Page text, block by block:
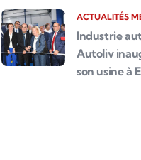
ACTUALITÉS
Industrie
Autoliv
son usine à